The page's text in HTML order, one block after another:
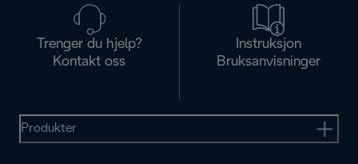
Trenger du hjelp?
Kontakt oss
Instruksjon
Bruksanvisninger
Produkter